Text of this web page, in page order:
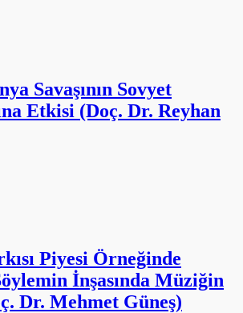
Savaşının Sovyet
Etkisi (Doç. Dr. Reyhan
Piyesi Örneğinde
İnşasında Müziğin
Dr. Mehmet Güneş)